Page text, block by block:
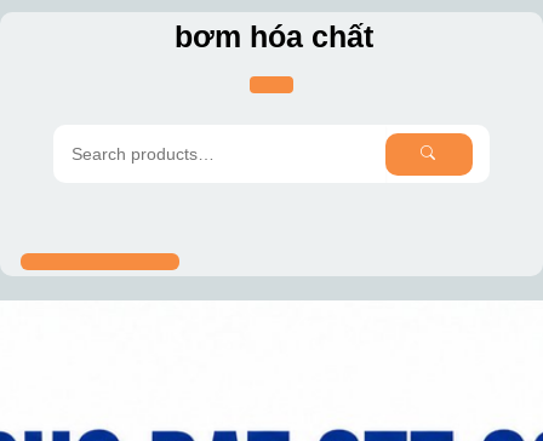
Skip
bơm hóa chất
SEARCH